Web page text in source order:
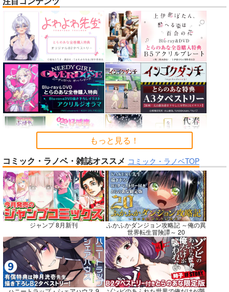
nanka A kanji no titl
ハイパーソニックソウ
ル
2,200円（税込）
Fate/Grand Order
インドラ
近藤勇
サンプル
カート
作って食べよう陸軍
飯-野外炊事・携行食
編-
シオサイ。
専売 1,100円（税込）
ミリタリー
サンプル
カート
公王様のおしごと
C:設計室
700円（税込）
シャリア・ブル
アルテイシア
サンプル
カート
No.6
悪縁
ぽむ屋
No.8
RED nankaAkanjino
OMNIBUS
No.8
社畜巡礼記３ 南米ス
ペシャル
もっと見る！
コミック・ラノベ・雑誌オススメ コミック・ラノベTOP
ジャンプ 8月新刊
ふかふかダンジョン攻略記 ～俺の異
世界転生冒険譚～ 20